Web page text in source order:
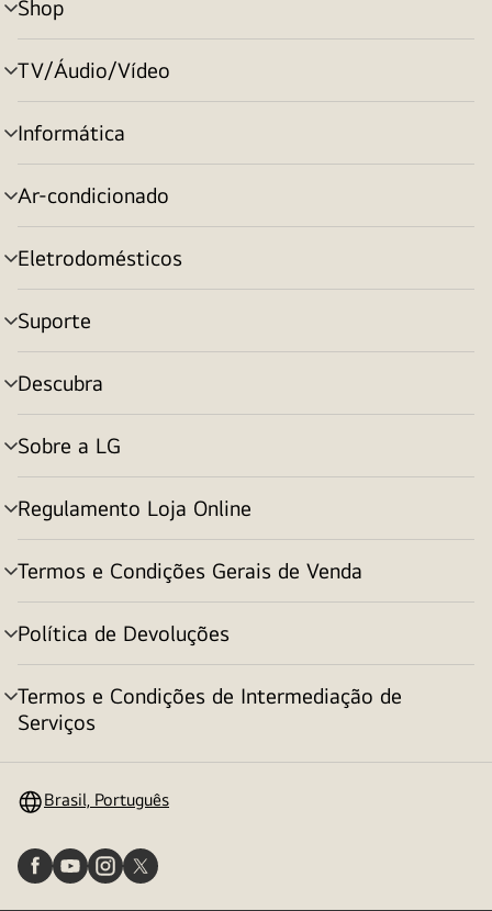
Shop
alternar
menu
TV/Áudio/Vídeo
alternar
menu
Informática
alternar
menu
Ar-condicionado
alternar
menu
Eletrodomésticos
alternar
menu
Suporte
alternar
menu
Descubra
alternar
menu
Sobre a LG
alternar
menu
Regulamento Loja Online
alternar
menu
Termos e Condições Gerais de Venda
alternar
menu
Política de Devoluções
alternar
menu
Termos e Condições de Intermediação de
Serviços
alternar
Brasil, Português